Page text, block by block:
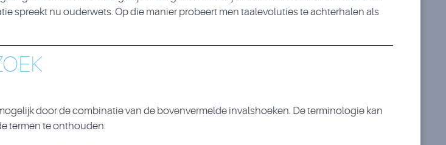
spreekt nu ouderwets. Op die manier probeert men taalevoluties te achterhalen als
door de combinatie van de bovenvermelde invalshoeken. De terminologie kan
termen te onthouden: